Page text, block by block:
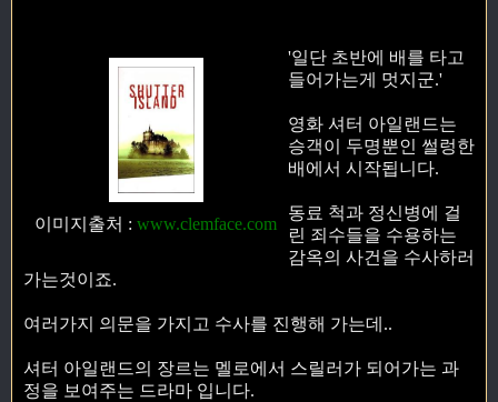
이미지출처 : www.clemface.com
'일단 초반에 배를 타고
들어가는게 멋지군.'
영화 셔터 아일랜드는
승객이 두명뿐인 썰렁한
배에서 시작됩니다.
동료 척과 정신병에 걸
린 죄수들을 수용하는
감옥의 사건을 수사하러
가는것이죠.
여러가지 의문을 가지고 수사를 진행해 가는데..
셔터 아일랜드의 장르는 멜로에서 스릴러가 되어가는 과
정을 보여주는 드라마 입니다.